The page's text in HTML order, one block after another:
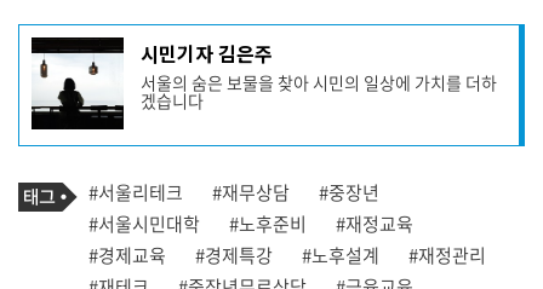
기
사
작
성
자
프
필
시민기자 김은주
서울의 숨은 보물을 찾아 시민의 일상에 가치를 더하
겠습니다
기
사
관
련
태
그
태
그
#서울리테크 #재무상담
#중장년
#서울시민대학
#노후준비
#재정교육
#경제교육
#경제특강 #노후설계
#재정관리